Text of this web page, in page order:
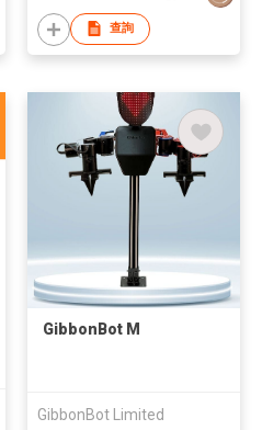
查詢
GibbonBot M
GibbonBot Limited